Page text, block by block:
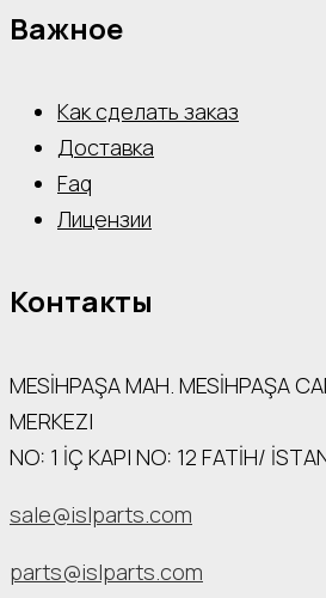
Важное
Как сделать заказ
Доставка
Faq
Лицензии
Контакты
MESİHPAŞA МАН. MESİHPAŞA
MERKEZI
NO: 1 İÇ КАРI NO: 12 FATİH/
sale@islparts.com
parts@islparts.com